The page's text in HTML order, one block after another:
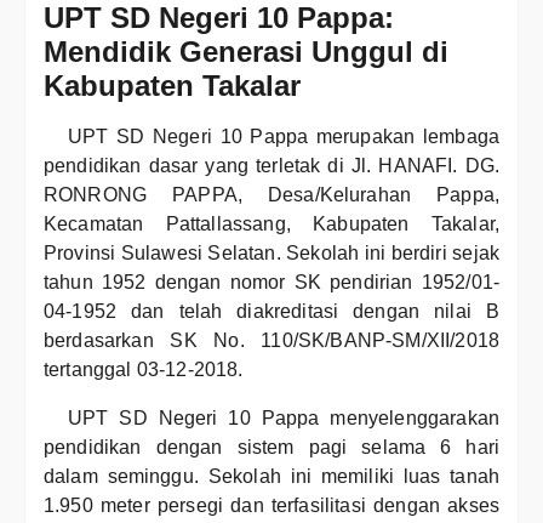
UPT SD Negeri 10 Pappa:
Mendidik Generasi Unggul di
Kabupaten Takalar
UPT SD Negeri 10 Pappa merupakan lembaga
pendidikan dasar yang terletak di Jl. HANAFI. DG.
RONRONG PAPPA, Desa/Kelurahan Pappa,
Kecamatan Pattallassang, Kabupaten Takalar,
Provinsi Sulawesi Selatan. Sekolah ini berdiri sejak
tahun 1952 dengan nomor SK pendirian 1952/01-
04-1952 dan telah diakreditasi dengan nilai B
berdasarkan SK No. 110/SK/BANP-SM/XII/2018
tertanggal 03-12-2018.
UPT SD Negeri 10 Pappa menyelenggarakan
pendidikan dengan sistem pagi selama 6 hari
dalam seminggu. Sekolah ini memiliki luas tanah
1.950 meter persegi dan terfasilitasi dengan akses